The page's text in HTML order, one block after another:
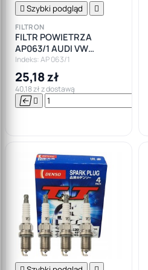
 Szybki podgląd 
FILTRON
FILTR POWIETRZA
AP063/1 AUDI VW
SUBERB BMW E35 E39
Indeks: AP 063/1
25,18 zł
40,18 zł z dostawą
 